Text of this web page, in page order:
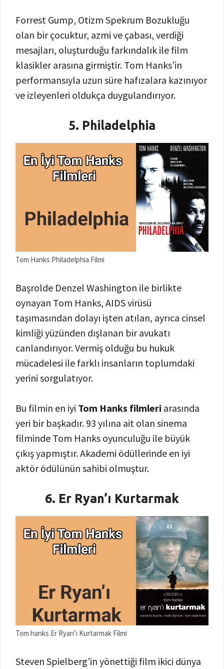
Forrest Gump, Otizm Spekrum Bozukluğu
olan bir çocuktur, azmi ve çabası, verdiği
mesajları, oluşturduğu farkındalık ile film
klasikler arasına girmiştir. Tom Hanks’in
performansıyla uzun süre hafızalara kazınıyor
ve izleyenleri oldukça duygulandırıyor.
5. Philadelphia
Tom Hanks Philadelphia Filmi
Başrolde Denzel Washington ile birlikte
oynayan Tom Hanks, AIDS virüsü
taşımasından dolayı işten atılan, ayrıca cinsel
kimliği yüzünden dışlanan bir avukatı
canlandırıyor. Vermiş olduğu bu hukuk
mücadelesi ile farklı insanların toplumdaki
yerini sorgulatıyor.
Bu filmin en iyi Tom Hanks filmleri arasında
yeri bir başkadır. 93 yılına ait olan sinema
filminde Tom Hanks oyunculuğu ile büyük
çıkış yapmıştır. Akademi ödüllerinde en iyi
aktör ödülünün sahibi olmuştur.
6. Er Ryan’ı Kurtarmak
Tom hanks Er Ryan’ı Kurtarmak Filmi
Steven Spielberg’in yönettiği film ikici dünya